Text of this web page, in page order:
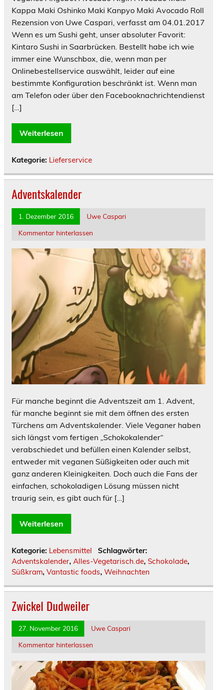
Kappa Maki Oshinko Maki Kanpyo Maki Avocado Roll
Rezension von Uwe Caspari, verfasst am 04.01.2017
Wenn es um Sushi geht, unser absoluter Favorit:
Kintaro Sushi in Saarbrücken. Bestellt habe ich wie
immer eine Wunschbox, die, wenn man per
Onlinebestellservice auswählt, leider auf eine
bestimmte Konfiguration beschränkt ist. Wenn man
am Telefon oder über den Facebooknachrichtendienst
[…]
Weiterlesen
Kategorie: Lieferservice
Adventskalender
1. Dezember 2016
Uwe Caspari
Kommentar hinterlassen
Für manche beginnt die Adventszeit am 1. Advent,
für manche beginnt sie mit dem öffnen des ersten
Türchens am Adventskalender. Viele Veganer haben
sich längst vom fertigen „Schokokalender“
verabschiedet und befüllen einen Kalender selbst,
entweder mit veganen Süßigkeiten oder auch mit
ganz anderen Kleinigkeiten. Doch auch die Fans der
einfachen, schokoladigen Lösung müssen nicht
traurig sein, es gibt auch für […]
Weiterlesen
Kategorie: Lebensmittel
Schlagwörter:
Adventskalender, Alles-Vegetarisch.de, Schokolade,
Süßkram, Vantastic foods, Weihnachten
Zwickel Dudweiler
27. November 2016
Uwe Caspari
Kommentar hinterlassen